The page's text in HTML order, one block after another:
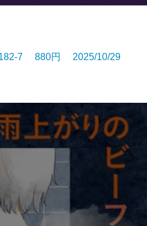
7 880円 2025/10/29